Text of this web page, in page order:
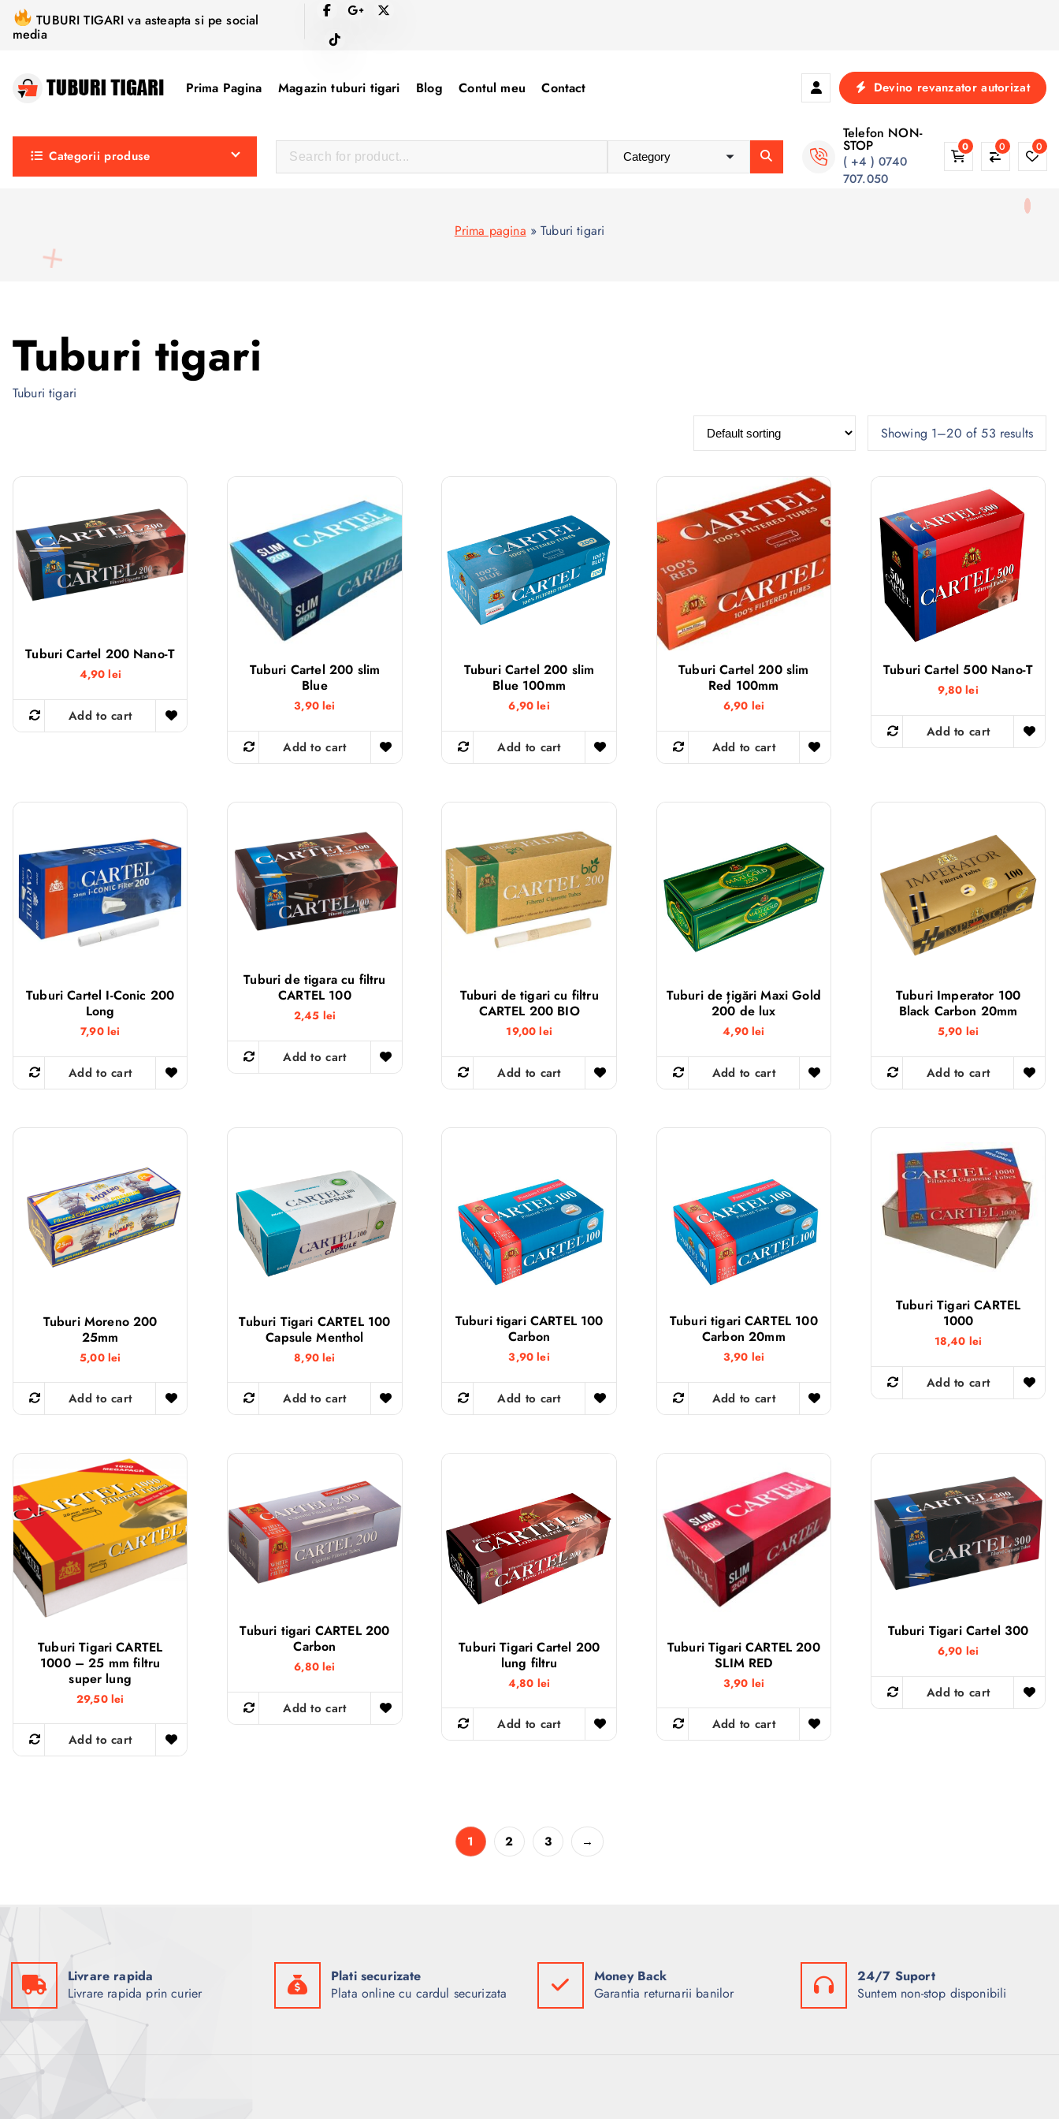
TUBURI TIGARI va asteapta si pe social
media
Prima Pagina Magazin tuburi tigari Blog Contul meu Contact Devino revanzator autorizat
Categorii produse
Telefon NON-
STOP
( +4 ) 0740
707.050
0 0 0
Prima pagina »Tuburi tigari
Tuburi tigari
Tuburi tigari
Showing 1–20 of 53 results
Tuburi Cartel 200 Nano-T
4,90lei
Add to cart
Tuburi Cartel 200 slim
Blue
3,90lei
Add to cart
Tuburi Cartel 200 slim
Blue 100mm
6,90lei
Add to cart
Tuburi Cartel 200 slim
Red 100mm
6,90 lei
Add to cart
Tuburi Cartel 500 Nano-T
9,80lei
Add to cart
Tuburi Cartel I-Conic 200
Long
7,90 lei
Add to cart
Tuburi de tigara cu filtru
CARTEL 100
2,45 lei
Add to cart
Tuburi de tigari cu filtru
CARTEL 200 BIO
19,00lei
Add to cart
Tuburi de țigări Maxi Gold
200 de lux
4,90 lei
Add to cart
Tuburi Imperator 100
Black Carbon 20mm
5,90 lei
Add to cart
Tuburi Moreno 200
25mm
5,00 lei
Add to cart
Tuburi Tigari CARTEL 100
Capsule Menthol
8,90lei
Add to cart
Tuburi tigari CARTEL 100
Carbon
3,90lei
Add to cart
Tuburi tigari CARTEL 100
Carbon 20mm
3,90 lei
Add to cart
Tuburi Tigari CARTEL
1000
18,40 lei
Add to cart
Tuburi Tigari CARTEL
1000 – 25 mm filtru
super lung
29,50 lei
Add to cart
Tuburi tigari CARTEL 200
Carbon
6,80lei
Add to cart
Tuburi Tigari Cartel 200
lung filtru
4,80 lei
Add to cart
Tuburi Tigari CARTEL 200
SLIM RED
3,90 lei
Add to cart
Tuburi Tigari Cartel 300
6,90 lei
Add to cart
1 2 3 →
Livrare rapida
Livrare rapida prin curier
Plati securizate
Plata online cu cardul securizata
Money Back
Garantia returnarii banilor
24/7 Suport
Suntem non-stop disponibili